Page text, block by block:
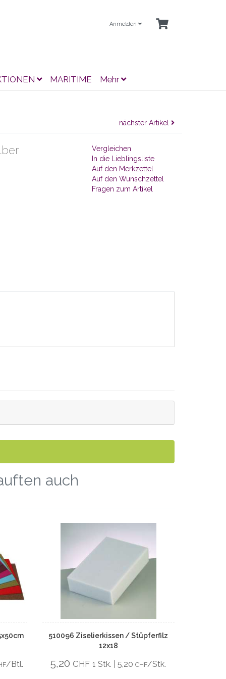
Anmelden
MARITIME Mehr
nächster Artikel
Vergleichen
In die Lieblingsliste
Auf den Merkzettel
Auf den Wunschzettel
Fragen zum Artikel
auch
/Btl.
510096 Ziselierkissen / Stüpferfilz
12x18
5,20 CHF 1 Stk. | 5,20CHF/Stk.